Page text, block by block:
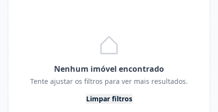
Nenhum imóvel encontrado
Tente ajustar os filtros para ver mais resultados.
Limpar filtros